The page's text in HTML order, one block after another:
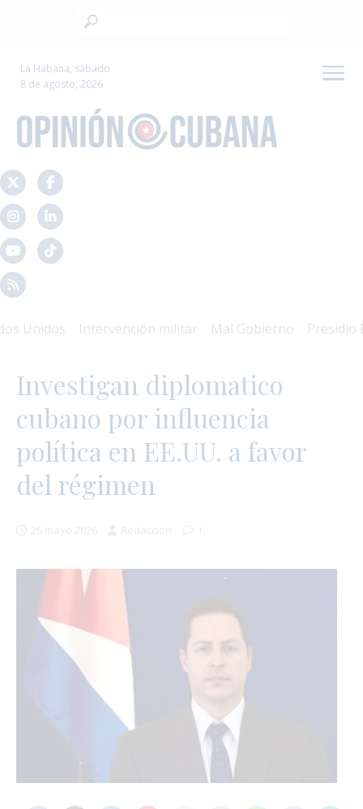
La Habana, sábado
8 de agosto, 2026
Unidos Intervención militar Mal Gobierno Presidio
Investigan diplomatico
cubano por influencia
política en EE.UU. a favor
del régimen